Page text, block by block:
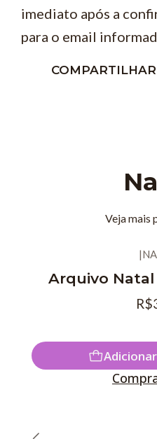
imediato após a
para o email
Veja mais
|
Arquivo Natal